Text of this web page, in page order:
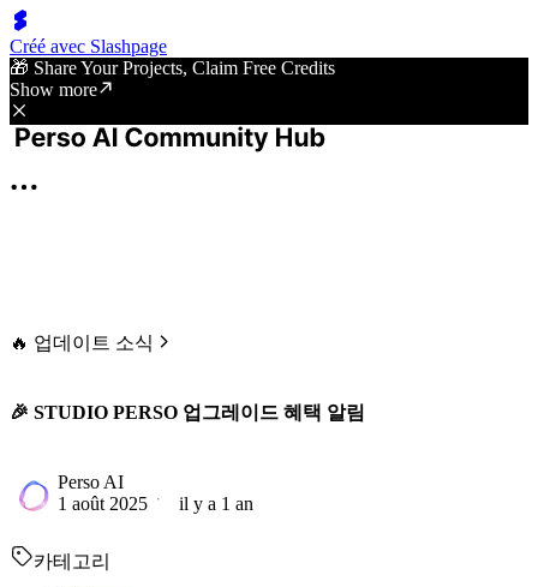
Créé avec Slashpage
🎁 Share Your Projects, Claim Free Credits
Show more
🔥 업데이트 소식
🎉 STUDIO PERSO 업그레이드 혜택 알림
Perso AI
1 août 2025
il y a 1 an
카테고리